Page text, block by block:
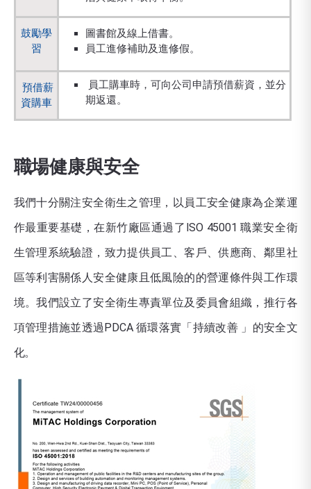
鼓勵學
習
圖書館及線上借書。
員工進修補助及進修假。
預借薪
資購車
員工購車時，可向公司申請預借薪資，並分
期返還。
職場健康與安全
我們十分關注安全衛生之管理，以員工安全健康為企業運
作最重要基礎，在新竹廠區通過了ISO 45001 職業安全衛
生管理系統驗證，致力提供員工、客戶、供應商、鄰里社
區等利害關係人安全健康且低風險的的營運條件與工作環
境。我們設立了安全衛生專責單位及委員會組織，推行各
項管理措施並透過PDCA 循環落實「持續改善 」的安全文
化。